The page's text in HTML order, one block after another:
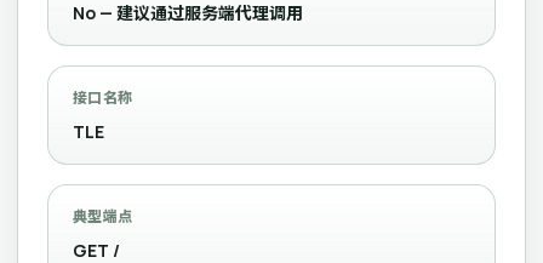
No — 建议通过服务端代理调用
接口名称
TLE
典型端点
GET /